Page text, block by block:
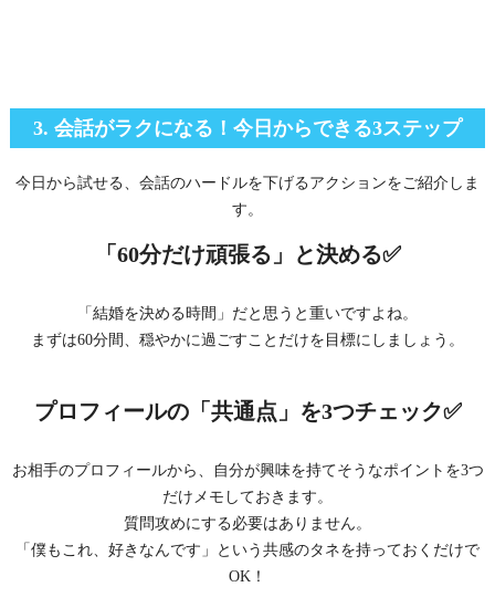
3. 会話がラクになる！今日からできる3ステップ
今日から試せる、会話のハードルを下げるアクションをご紹介しま
す。
「60分だけ頑張る」と決める✅
「結婚を決める時間」だと思うと重いですよね。
まずは60分間、穏やかに過ごすことだけを目標にしましょう。
プロフィールの「共通点」を3つチェック✅
お相手のプロフィールから、自分が興味を持てそうなポイントを3つ
だけメモしておきます。
質問攻めにする必要はありません。
「僕もこれ、好きなんです」という共感のタネを持っておくだけで
OK！